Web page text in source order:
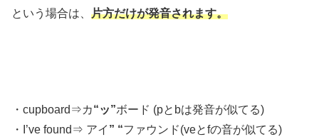
という場合は、 片方だけが発音されます。
・cupboard⇒カ“ッ”ボード (pとbは発音が似てる)
・I’ve found⇒ アイ ” “ファウンド(veとfの音が似てる)